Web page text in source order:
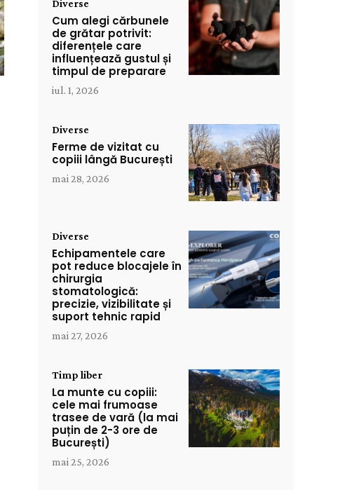
Diverse
Cum alegi cărbunele
de grătar potrivit:
diferențele care
influențează gustul și
timpul de preparare
iul. 1, 2026
Diverse
Ferme de vizitat cu
copiii lângă București
mai 28, 2026
Diverse
Echipamentele care
pot reduce blocajele în
chirurgia
stomatologică:
precizie, vizibilitate și
suport tehnic rapid
mai 27, 2026
Timp liber
La munte cu copiii:
cele mai frumoase
trasee de vară (la mai
puțin de 2-3 ore de
București)
mai 25, 2026